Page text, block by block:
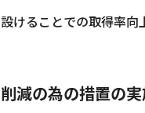
けることでの取得率向
減の為の措置の